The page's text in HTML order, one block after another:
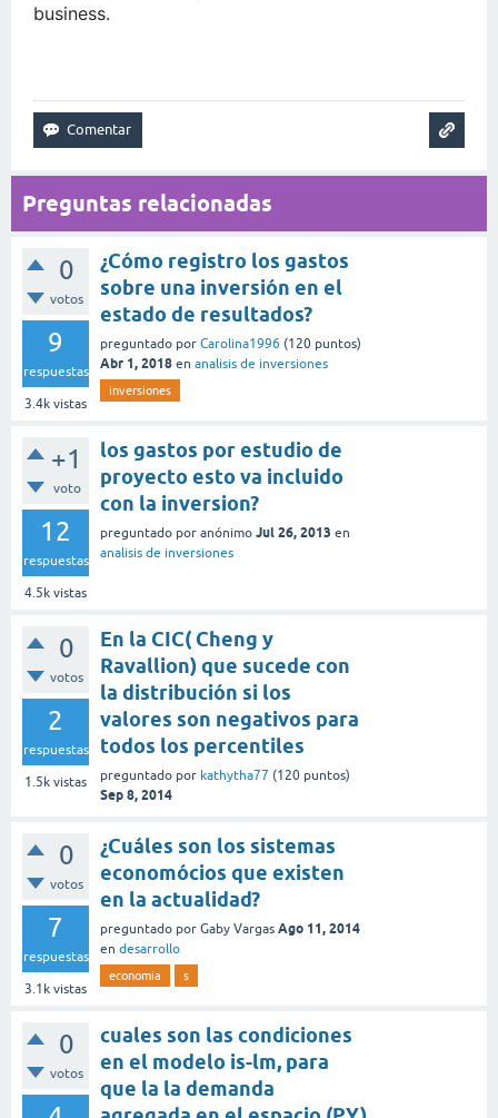
business.
Preguntas relacionadas
0
votos
9
respuestas
3.4k vistas
¿Cómo registro los gastos
sobre una inversión en el
estado de resultados?
preguntado por Carolina1996 (120 puntos)
Abr 1, 2018 en analisis de inversiones
inversiones
+1
voto
12
respuestas
4.5k vistas
los gastos por estudio de
proyecto esto va incluido
con la inversion?
preguntado por anónimo Jul 26, 2013 en
analisis de inversiones
0
votos
2
respuestas
1.5k vistas
En la CIC( Cheng y
Ravallion) que sucede con
la distribución si los
valores son negativos para
todos los percentiles
preguntado por kathytha77 (120 puntos)
Sep 8, 2014
0
votos
7
respuestas
3.1k vistas
¿Cuáles son los sistemas
economócios que existen
en la actualidad?
preguntado por Gaby Vargas Ago 11, 2014
en desarrollo
economia s
0
votos
cuales son las condiciones
en el modelo is-lm, para
que la la demanda